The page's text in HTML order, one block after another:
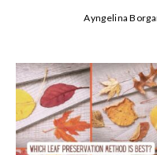
Ayngelina